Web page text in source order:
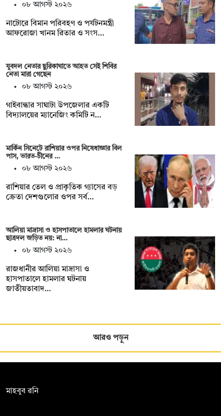
০৮ আগস্ট ২০২৬
নাটোরে বিমান পরিবহণ ও পর্যটনমন্ত্রী
আফরোজা খানম রিতার ও সংস…
যুবদল নেতার ছুরিকাঘাতে আহত সেই শিবির
নেতা মারা গেছেন
০৮ আগস্ট ২০২৬
গাইবান্ধার সাঘাটা উপজেলার একটি
বিদ্যালয়ের ম্যানেজিং কমিটি ন…
মার্কিন সিনেটে রাশিয়ার ওপর নিষেধাজ্ঞার বিল
পাস, ভারত-চীনের …
০৮ আগস্ট ২০২৬
রাশিয়ার তেল ও প্রাকৃতিক গ্যাসের বড়
ক্রেতা দেশগুলোর ওপর সর্ব…
আলিয়া মাদ্রাসা ও হাসপাতালে হামলার ঘটনায়
ছাত্রদল জড়িত নয়: না…
০৮ আগস্ট ২০২৬
রাজধানীর আলিয়া মাদ্রাসা ও
হাসপাতালে হামলার ঘটনায়
জাতীয়তাবাদ…
আরও পড়ুন
মাহবুব রনি